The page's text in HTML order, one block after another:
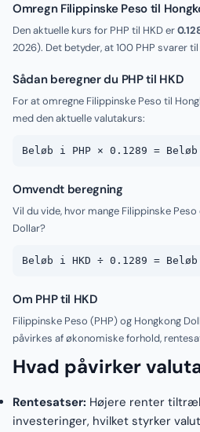
Omregn Filippinske Peso til
Den aktuelle kurs for PHP til HKD er
2026). Det betyder, at 100 PHP svarer til
Sådan beregner du PHP til HKD
For at omregne Filippinske Peso til
med den aktuelle valutakurs:
Beløb i PHP × 0.1289 = Beløb
Omvendt beregning
Vil du vide, hvor mange Filippinske
Dollar?
Beløb i HKD ÷ 0.1289 =
Om PHP til HKD
Filippinske Peso (PHP) og Hongkong
påvirkes af økonomiske forhold,
Hvad påvirker
Rentesatser: Højere renter
investeringer, hvilket styrker